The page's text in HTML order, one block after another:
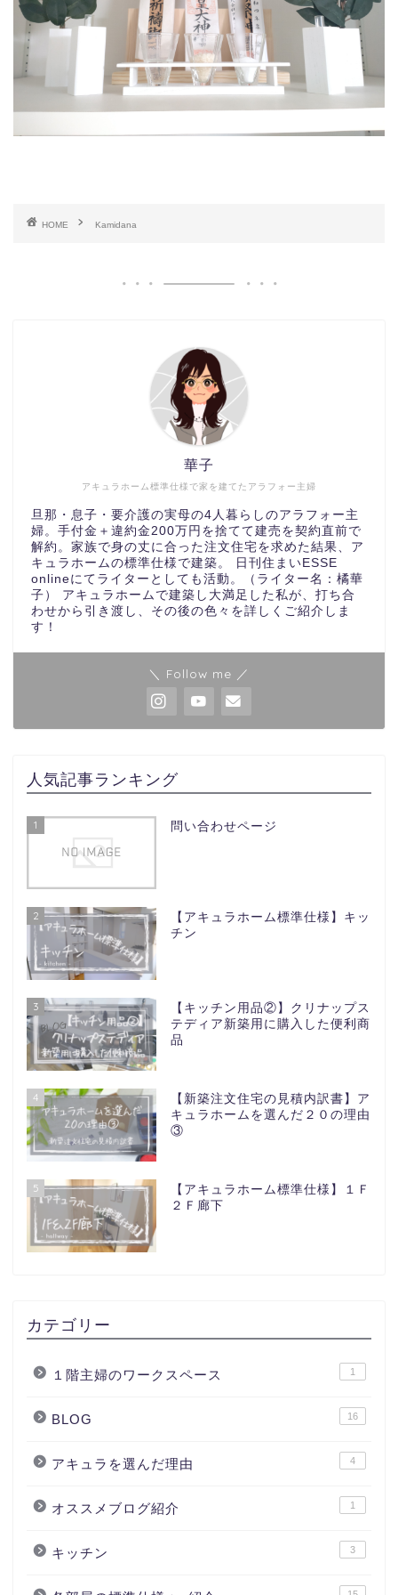
HOME Kamidana
アキュラホーム標準仕様で家を建てたアラフォー主婦
華子
旦那・息子・要介護の実母の4人暮らしのアラフォー主
婦。手付金＋違約金200万円を捨てて建売を契約直前で
解約。家族で身の丈に合った注文住宅を求めた結果、ア
キュラホームの標準仕様で建築。 日刊住まいESSE
onlineにてライターとしても活動。（ライター名：橘華
子） アキュラホームで建築し大満足した私が、打ち合
わせから引き渡し、その後の色々を詳しくご紹介しま
す！
＼ Follow me ／
人気記事ランキング
1 問い合わせページ
2
【アキュラホーム標準仕様】キッ
チン
3
【キッチン用品②】クリナップス
テディア新築用に購入した便利商
品
4
【新築注文住宅の見積内訳書】ア
キュラホームを選んだ２０の理由
③
5
【アキュラホーム標準仕様】１Ｆ
２Ｆ廊下
カテゴリー
１階主婦のワークスペース 1
BLOG 16
アキュラを選んだ理由 4
オススメブログ紹介 1
キッチン 3